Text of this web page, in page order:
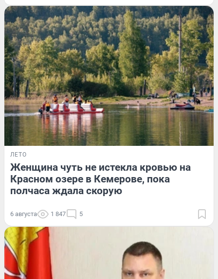
ЛЕТО
Женщина чуть не истекла кровью на
Красном озере в Кемерове, пока
полчаса ждала скорую
6 августа 1 847 5